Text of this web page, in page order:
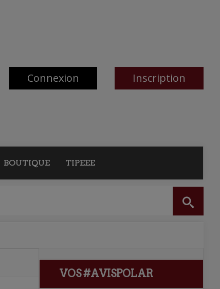
Connexion Inscription
BOUTIQUE TIPEEE
VOS #AVISPOLAR